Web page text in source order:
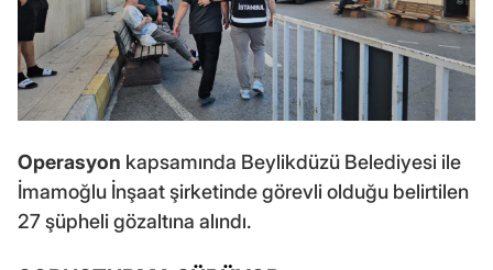
Operasyon kapsamında Beylikdüzü Belediyesi ile
İmamoğlu İnşaat şirketinde görevli olduğu belirtilen
27 şüpheli gözaltına alındı.